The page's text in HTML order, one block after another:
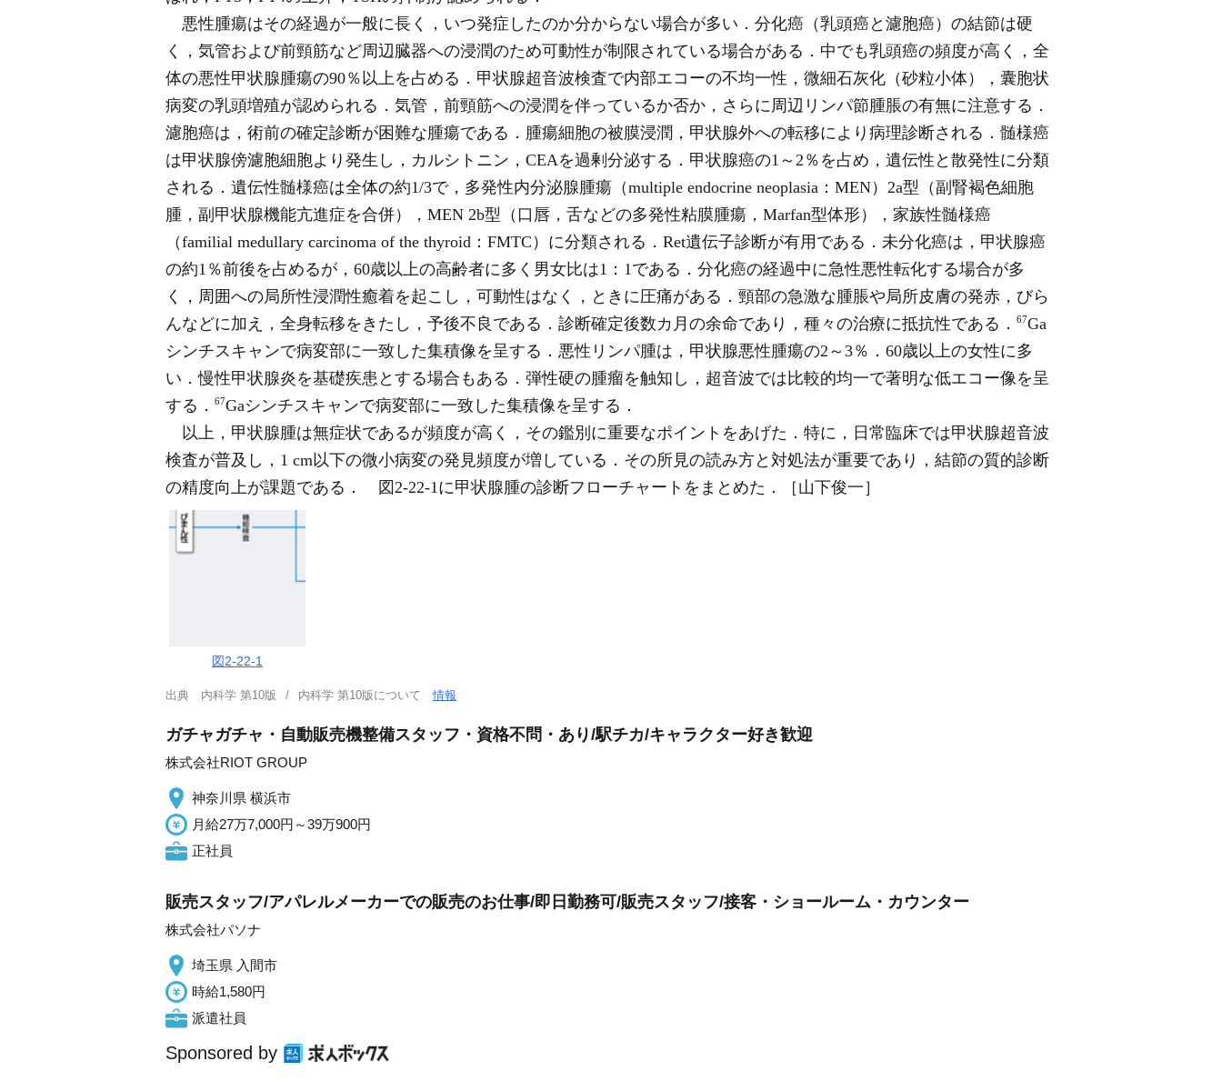
悪性腫瘍はその経過が一般に長く，いつ発症したのか分からない場合が多い．分化癌（乳頭癌と濾胞癌）の結節は硬
く，気管および前頸筋など周辺臓器への浸潤のため可動性が制限されている場合がある．中でも乳頭癌の頻度が高く，全
体の悪性甲状腺腫瘍の90％以上を占める．甲状腺超音波検査で内部エコーの不均一性，微細石灰化（砂粒小体），囊胞状
病変の乳頭増殖が認められる．気管，前頸筋への浸潤を伴っているか否か，さらに周辺リンパ節腫脹の有無に注意する．
濾胞癌は，術前の確定診断が困難な腫瘍である．腫瘍細胞の被膜浸潤，甲状腺外への転移により病理診断される．髄様癌
は甲状腺傍濾胞細胞より発生し，カルシトニン，CEAを過剰分泌する．甲状腺癌の1～2％を占め，遺伝性と散発性に分類
される．遺伝性髄様癌は全体の約1/3で，多発性内分泌腺腫瘍（multiple endocrine neoplasia：MEN）2a型（副腎褐色細胞
腫，副甲状腺機能亢進症を合併），MEN 2b型（口唇，舌などの多発性粘膜腫瘍，Marfan型体形），家族性髄様癌
（familial medullary carcinoma of the thyroid：FMTC）に分類される．Ret遺伝子診断が有用である．未分化癌は，甲状腺癌
の約1％前後を占めるが，60歳以上の高齢者に多く男女比は1：1である．分化癌の経過中に急性悪性転化する場合が多
く，周囲への局所性浸潤性癒着を起こし，可動性はなく，ときに圧痛がある．頸部の急激な腫脹や局所皮膚の発赤，びら
んなどに加え，全身転移をきたし，予後不良である．診断確定後数カ月の余命であり，種々の治療に抵抗性である．
67Ga
シンチスキャンで病変部に一致した集積像を呈する．悪性リンパ腫は，甲状腺悪性腫瘍の2～3％．60歳以上の女性に多
い．慢性甲状腺炎を基礎疾患とする場合もある．弾性硬の腫瘤を触知し，超音波では比較的均一で著明な低エコー像を呈
する．
67Gaシンチスキャンで病変部に一致した集積像を呈する．
以上，甲状腺腫は無症状であるが頻度が高く，その鑑別に重要なポイントをあげた．特に，日常臨床では甲状腺超音波
検査が普及し，1 cm以下の微小病変の発見頻度が増している．その所見の読み方と対処法が重要であり，結節の質的診断
の精度向上が課題である． 図2-22-1に甲状腺腫の診断フローチャートをまとめた．［山下俊一］
図2-22-1
出典 内科学 第10版 内科学 第10版について情報
ガチャガチャ・自動販売機整備スタッフ・資格不問・あり/駅チカ/キャラクター好き歓迎
株式会社RIOT GROUP
神奈川県 横浜市
月給27万7,000円～39万900円
正社員
販売スタッフ/アパレルメーカーでの販売のお仕事/即日勤務可/販売スタッフ/接客・ショールーム・カウンター
株式会社パソナ
埼玉県 入間市
時給1,580円
派遣社員
Sponsored by